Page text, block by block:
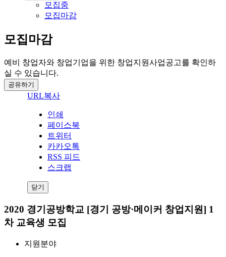
모집중
모집마감
모집마감
예비 창업자와 창업기업을 위한 창업지원사업공고를 확인하
실 수 있습니다.
공유하기
URL복사
인쇄
페이스북
트위터
카카오톡
RSS 피드
스크랩
닫기
2020 경기공방학교 [경기 공방·메이커 창업지원] 1
차 교육생 모집
지원분야